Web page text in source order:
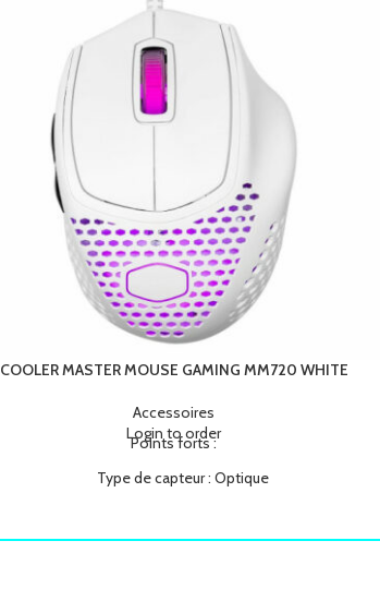
COOLER MASTER MOUSE GAMING MM720 WHITE
Accessoires
Login to order
Points forts :
Type de capteur : Optique
Nombre de boutons : 6